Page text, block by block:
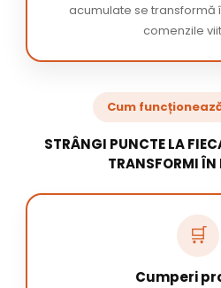
acumulate se transformă
comenzile
Cum
STRÂNGI PUNCTE LA
TRANSFORMI ÎN
🛒
Cumperi